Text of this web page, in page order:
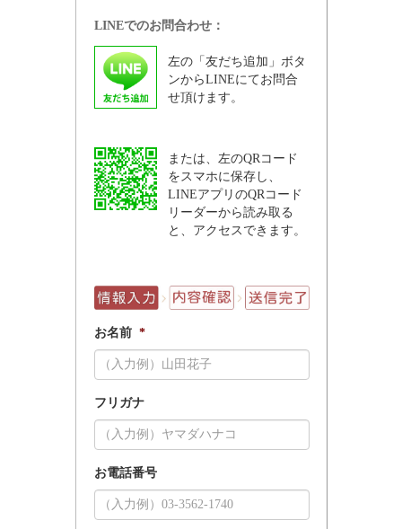
LINEでのお問合わせ：
左の「友だち追加」ボタ
ンからLINEにてお問合
せ頂けます。
または、左のQRコード
をスマホに保存し、
LINEアプリのQRコード
リーダーから読み取る
と、アクセスできます。
お名前 *
フリガナ
お電話番号